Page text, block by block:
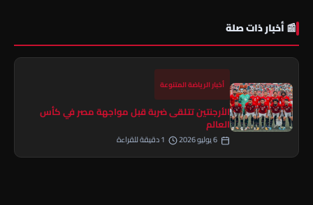
📰 أخبار ذات صلة
أخبار الرياضة المتنوعة
الأرجنتين تتلقى ضربة قبل مواجهة مصر في كأس
العالم